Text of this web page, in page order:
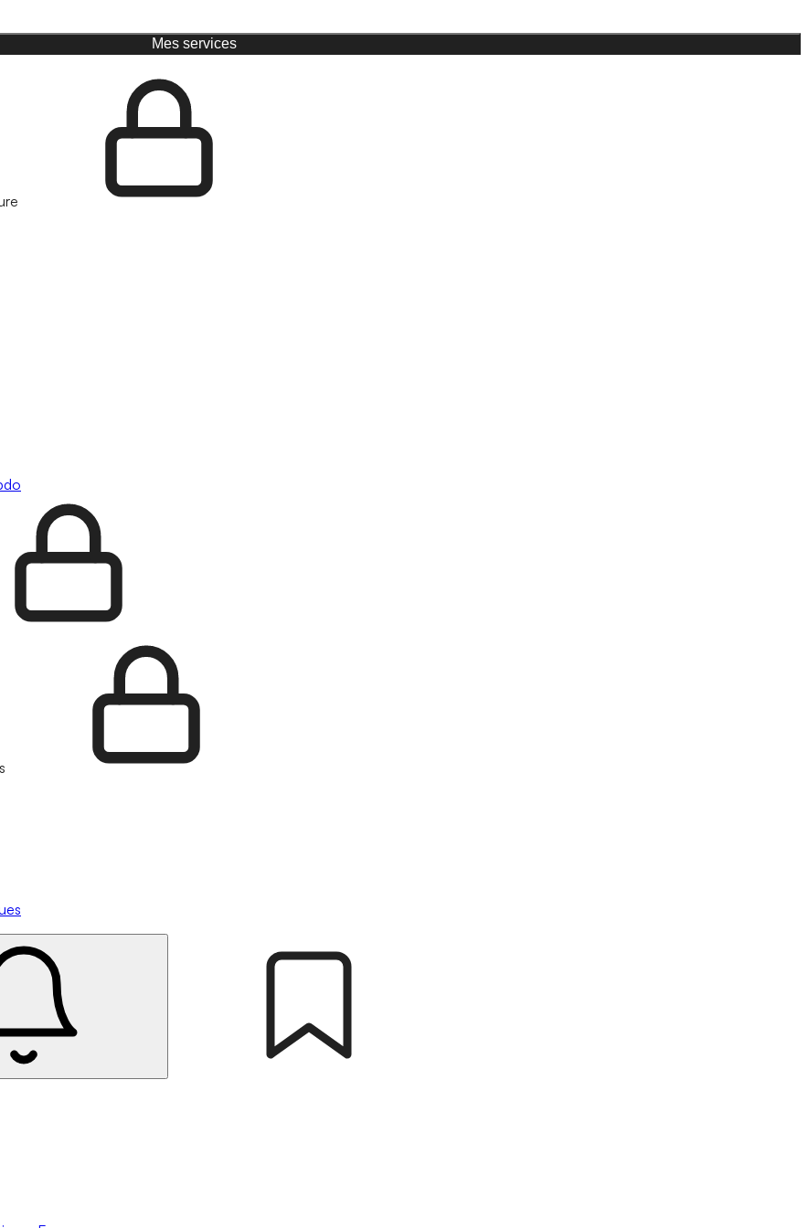
Mes services